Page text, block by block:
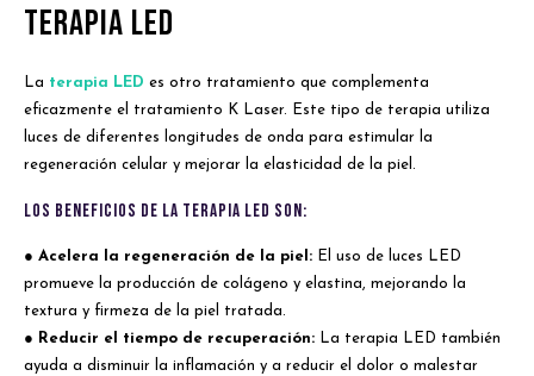
Terapia LED
La terapia LED es otro tratamiento que complementa
eficazmente el tratamiento K Laser. Este tipo de terapia utiliza
luces de diferentes longitudes de onda para estimular la
regeneración celular y mejorar la elasticidad de la piel.
Los beneficios de la terapia LED son:
● Acelera la regeneración de la piel: El uso de luces LED
promueve la producción de colágeno y elastina, mejorando la
textura y firmeza de la piel tratada.
● Reducir el tiempo de recuperación: La terapia LED también
ayuda a disminuir la inflamación y a reducir el dolor o malestar